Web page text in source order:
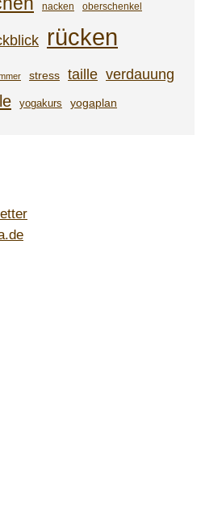
nacken oberschenkel
rücken
stress taille verdauung
yogakurs yogaplan